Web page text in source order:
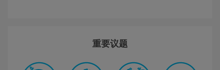
重要议题